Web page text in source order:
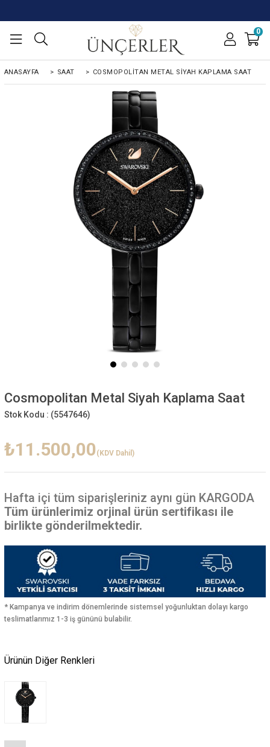
0
ANASAYFA > SAAT > COSMOPOLITAN METAL SIYAH KAPLAMA SAAT
Cosmopolitan Metal Siyah Kaplama Saat
Stok Kodu : (5547646)
₺11.500,00 (KDV Dahil)
Hafta içi tüm siparişleriniz aynı gün KARGODA
Tüm ürünlerimiz orjinal ürün sertifikası ile
birlikte gönderilmektedir.
* Kampanya ve indirim dönemlerinde sistemsel yoğunluktan dolayı kargo
teslimatlarımız 1-3 iş gününü bulabilir.
Ürünün Diğer Renkleri